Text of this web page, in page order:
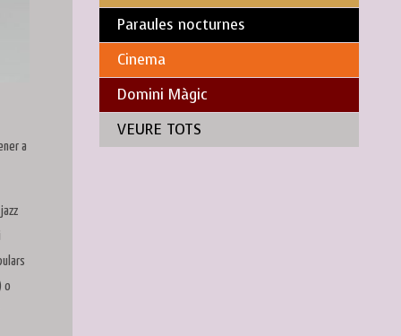
a
o
Paraules nocturnes
Cinema
Domini Màgic
VEURE TOTS